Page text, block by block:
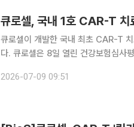
큐로셀, 국내 1호 CAR-T 치
큐로셀이 개발한 국내 최초 CAR-T
다. 큐로셀은 8일 열린 건강보험심사평가원(심평원) 산하 제6차 중증질환심의위원회(암질심)에서
심에서 급여 기준 마련이 추진되면서
2026-07-09 09:51